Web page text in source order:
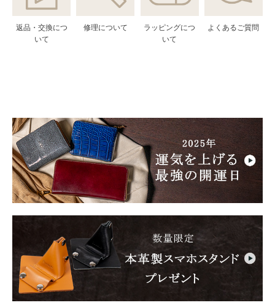
返品・交換につ
いて
修理について
ラッピングにつ
いて
よくあるご質問